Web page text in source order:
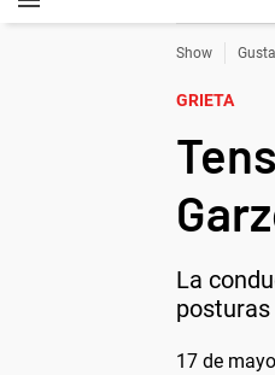
Show
GRIETA
La
17 de